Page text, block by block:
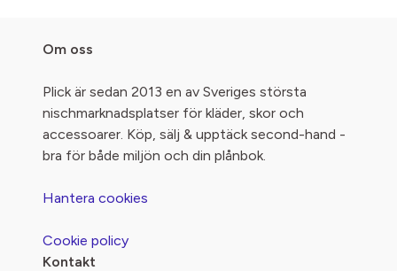
Om oss
Plick är sedan 2013 en av Sveriges största
nischmarknadsplatser för kläder, skor och
accessoarer. Köp, sälj & upptäck second-hand -
bra för både miljön och din plånbok.
Hantera cookies
Cookie policy
Kontakt